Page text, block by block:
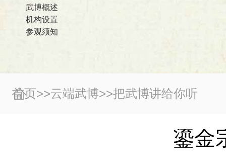
武博概述
机构设置
参观须知
首页>>云端武博>>把武博讲给你听
鎏金